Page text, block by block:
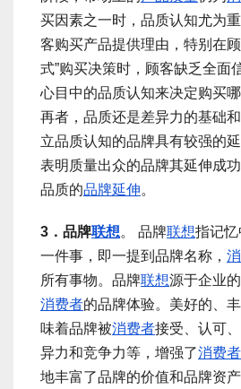
买因素之一时，品质认知尤为
客购买产品提供理由，特别在
式”购买决策时，顾客缺乏全面
心目中的品质认知来决定购买
再者，品质还是差异力的基础
立品质认知的品牌具有较强的
表明质量出众的品牌其延伸成
品质的品牌延伸。
3．品牌联想。 品牌联想指记
一件事，即一提到品牌名称，
所有事物。品牌联想源于企业的
消费者的品牌体验。美好的、
味着品牌被消费者接受、认可
异力和竞争力等，增强了消费者
地丰富了品牌的价值和品牌资